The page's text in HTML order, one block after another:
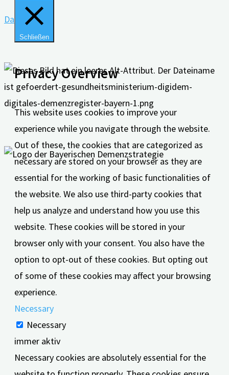
Datenschutz
Schließen
Privacy Overview
This website uses cookies to improve your
experience while you navigate through the website.
Out of these, the cookies that are categorized as
necessary are stored on your browser as they are
essential for the working of basic functionalities of
the website. We also use third-party cookies that
help us analyze and understand how you use this
website. These cookies will be stored in your
browser only with your consent. You also have the
option to opt-out of these cookies. But opting out
of some of these cookies may affect your browsing
experience.
Necessary
Necessary
immer aktiv
Necessary cookies are absolutely essential for the